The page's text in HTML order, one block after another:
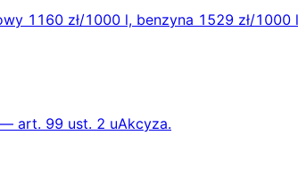
1160 zł/1000 l, benzyna 1529 zł/
art. 99 ust. 2 uAkcyza.